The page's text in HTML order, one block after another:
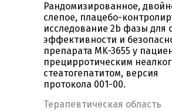
Рандомизированное,
слепое, плацебо-
исследование 2b фазы для
эффективности и
препарата MK-3655 у
прецирротическим
стеатогепатитом, версия
протокола 001-00.
Терапевтическая область